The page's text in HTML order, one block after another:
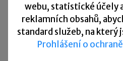
20. 8. 2026
Splatnost paušální zálohy
24. 8. 2026
webu, statistické účely
reklamních obsahů,
standard služeb, na který
Prohlášení o